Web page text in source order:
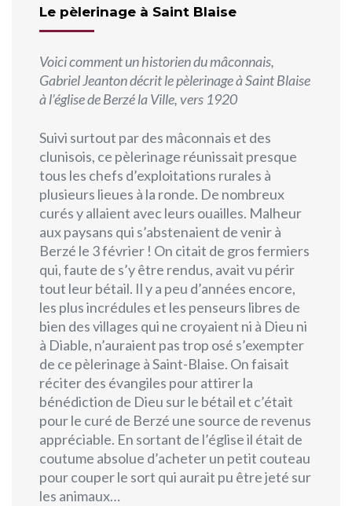
Le pèlerinage à Saint Blaise
Voici comment un historien du mâconnais,
Gabriel Jeanton décrit le pèlerinage à Saint Blaise
à l’église de Berzé la Ville, vers 1920
Suivi surtout par des mâconnais et des
clunisois, ce pèlerinage réunissait presque
tous les chefs d’exploitations rurales à
plusieurs lieues à la ronde. De nombreux
curés y allaient avec leurs ouailles. Malheur
aux paysans qui s’abstenaient de venir à
Berzé le 3 février ! On citait de gros fermiers
qui, faute de s’y être rendus, avait vu périr
tout leur bétail. Il y a peu d’années encore,
les plus incrédules et les penseurs libres de
bien des villages qui ne croyaient ni à Dieu ni
à Diable, n’auraient pas trop osé s’exempter
de ce pèlerinage à Saint-Blaise. On faisait
réciter des évangiles pour attirer la
bénédiction de Dieu sur le bétail et c’était
pour le curé de Berzé une source de revenus
appréciable. En sortant de l’église il était de
coutume absolue d’acheter un petit couteau
pour couper le sort qui aurait pu être jeté sur
les animaux…